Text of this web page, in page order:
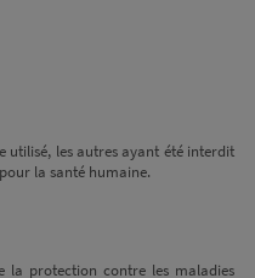
utilisé, les autres ayant été interdit
la santé humaine.
la protection contre les maladies